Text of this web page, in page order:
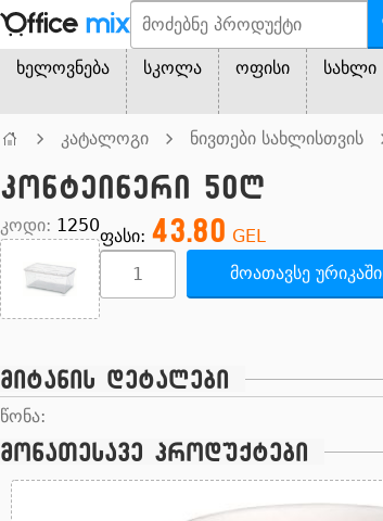
ხელოვნება სკოლა ოფისი სახლი
კატალოგი ნივთები სახლისთვის
კონტეინერი 50ლ
კოდი: 1250
ფასი: 43.80 GEL
მოათავსე ურიკაში
მიტანის დეტალები
წონა:
მონათესავე პროდუქტები